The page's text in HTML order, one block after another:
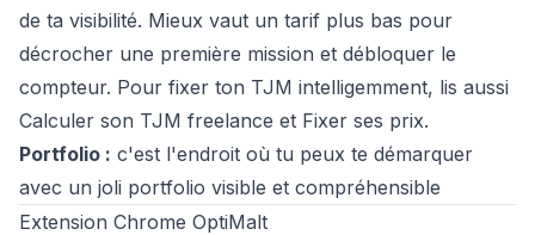
de ta visibilité. Mieux vaut un tarif plus bas pour
décrocher une première mission et débloquer le
compteur. Pour fixer ton TJM intelligemment, lis aussi
Calculer son TJM freelance et Fixer ses prix.
Portfolio : c'est l'endroit où tu peux te démarquer
avec un joli portfolio visible et compréhensible
Extension Chrome OptiMalt